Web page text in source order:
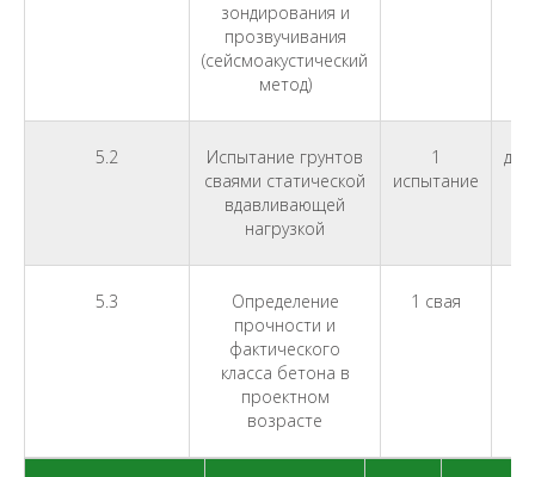
зондирования и
прозвучивания
(сейсмоакустический
метод)
5.2
Испытание грунтов
сваями статической
вдавливающей
нагрузкой
1
испытание
5.3
Определение
прочности и
фактического
класса бетона в
проектном
возрасте
1 свая